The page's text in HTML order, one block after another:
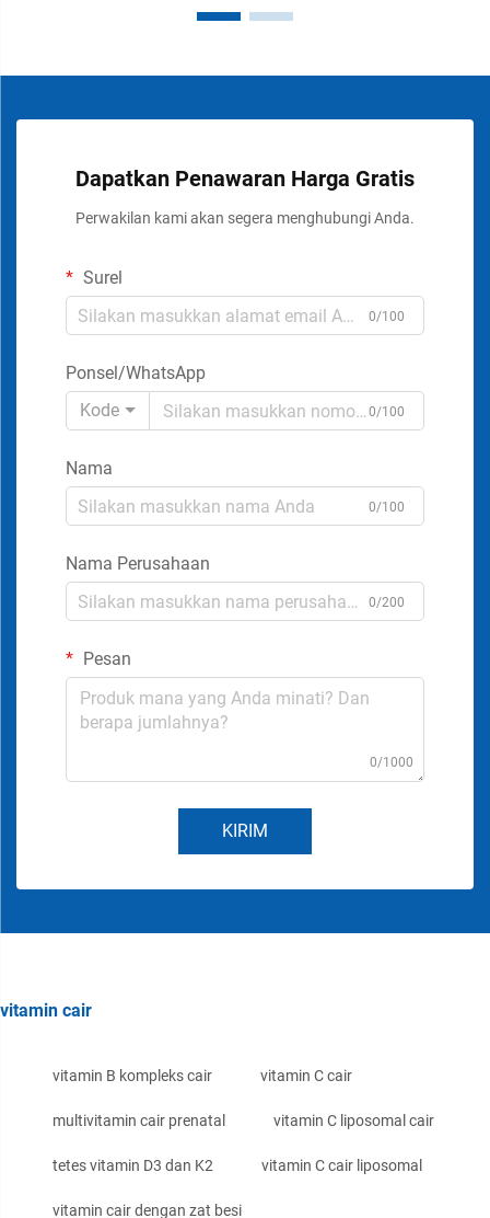
Dapatkan Penawaran Harga Gratis
Perwakilan kami akan segera menghubungi Anda.
Surel
0/100
Ponsel/WhatsApp
Kode
0/100
Nama
0/100
Nama Perusahaan
0/200
Pesan
0/1000
KIRIM
vitamin cair
vitamin B kompleks cair vitamin C cair
multivitamin cair prenatal vitamin C liposomal cair
tetes vitamin D3 dan K2 vitamin C cair liposomal
vitamin cair dengan zat besi